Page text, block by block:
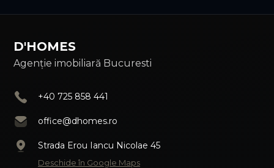
D'HOMES
Agenție imobiliară Bucuresti
+40 725 858 441
office@dhomes.ro
Strada Erou Iancu Nicolae 45
Deschide în Google Maps